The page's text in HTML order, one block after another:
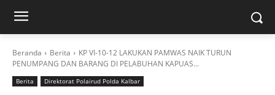
Beranda Berita
KP VI-10-12 LAKUKAN PAMWAS NAIK TURUN
PENUMPANG DAN BARANG DI PELABUHAN KAPUAS...
Berita Direktorat Polairud Polda Kalbar